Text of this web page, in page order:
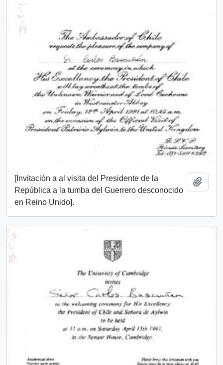
[Invitación a al visita del Presidente de la
República a la tumba del Guerrero desconocido
en Reino Unido].